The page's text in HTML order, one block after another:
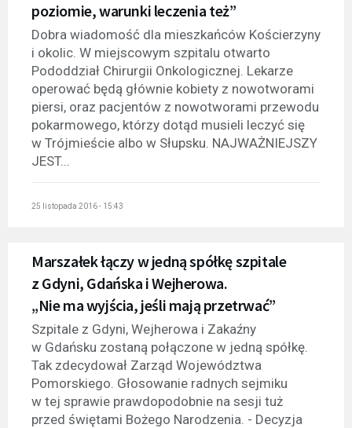
poziomie, warunki leczenia też”
Dobra wiadomość dla mieszkańców Kościerzyny
i okolic. W miejscowym szpitalu otwarto
Pododdział Chirurgii Onkologicznej. Lekarze
operować będą głównie kobiety z nowotworami
piersi, oraz pacjentów z nowotworami przewodu
pokarmowego, którzy dotąd musieli leczyć się
w Trójmieście albo w Słupsku. NAJWAŻNIEJSZY
JEST...
25 listopada 2016 - 15:43
Marszałek łączy w jedną spółkę szpitale
z Gdyni, Gdańska i Wejherowa.
„Nie ma wyjścia, jeśli mają przetrwać”
Szpitale z Gdyni, Wejherowa i Zakaźny
w Gdańsku zostaną połączone w jedną spółkę.
Tak zdecydował Zarząd Województwa
Pomorskiego. Głosowanie radnych sejmiku
w tej sprawie prawdopodobnie na sesji tuż
przed świętami Bożego Narodzenia. - Decyzja